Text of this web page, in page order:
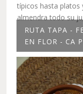
típicos hasta platos
almendra todo su
RUTA TAPA -
EN FLOR - CA